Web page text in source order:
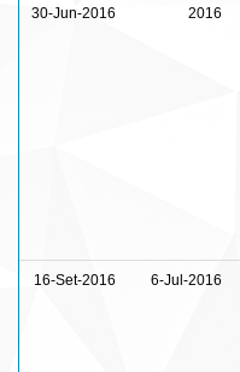
30-Jun-2016 2016
16-Set-2016 6-Jul-2016